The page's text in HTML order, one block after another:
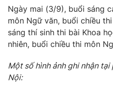
Giải sao mai
Làm đẹp
Chất lượng cuộc sống
Tuyển sinh
Học trực tuyến
Công nghệ
Hitech Công nghệ tương lai
Sản phẩm
Thị trường
Giao lưu trực tuyến
Lịch phát sóng
Ngày mai (3/9), buổi sáng
môn Ngữ văn, buổi chiều
sáng thí sinh thi bài Khoa
nhiên, buổi chiều thi môn
Một số hình ảnh ghi nhận
Nội: